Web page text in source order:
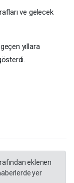
ve gelecek
yıllara
eklenen
yer